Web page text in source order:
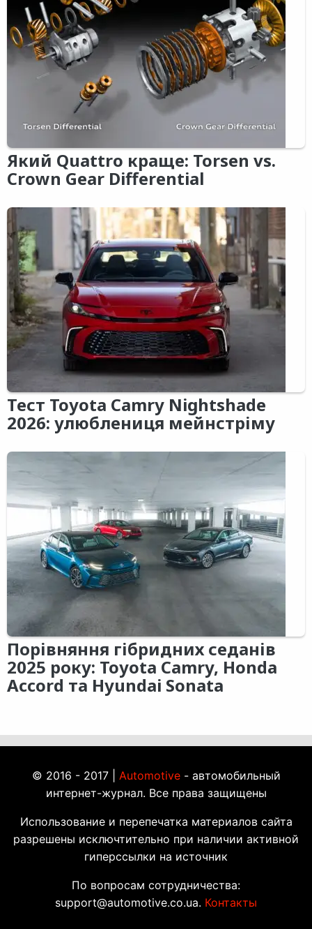
Який Quattro краще: Torsen vs.
Crown Gear Differential
Тест Toyota Camry Nightshade
2026: улюблениця мейнстріму
Порівняння гібридних седанів
2025 року: Toyota Camry, Honda
Accord та Hyundai Sonata
© 2016 - 2017 | Automotive- автомобильный
интернет-журнал. Все права защищены
Использование и перепечатка материалов сайта
разрешены исключтительно при наличии активной
гиперссылки на источник
По вопросам сотрудничества:
support@automotive.co.ua. Контакты